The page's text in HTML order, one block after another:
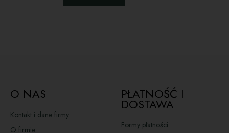
O NAS
Kontakt i dane firmy
O firmie
PŁATNOŚĆ I
DOSTAWA
Formy płatności